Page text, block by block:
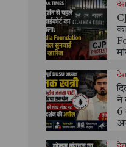
देश
देश
ने
6